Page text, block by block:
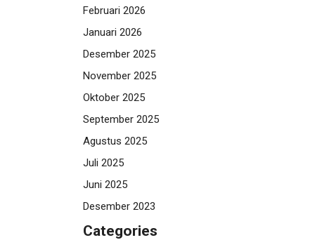
Februari 2026
Januari 2026
Desember 2025
November 2025
Oktober 2025
September 2025
Agustus 2025
Juli 2025
Juni 2025
Desember 2023
Categories